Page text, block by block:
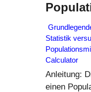
Statistik
Calculator
Anleitung:
einen